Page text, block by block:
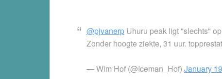
@pjvanerp Uhuru peak ligt "slechts"
Zonder hoogte ziekte, 31 uur.
— Wim Hof (@Iceman_Hof) January